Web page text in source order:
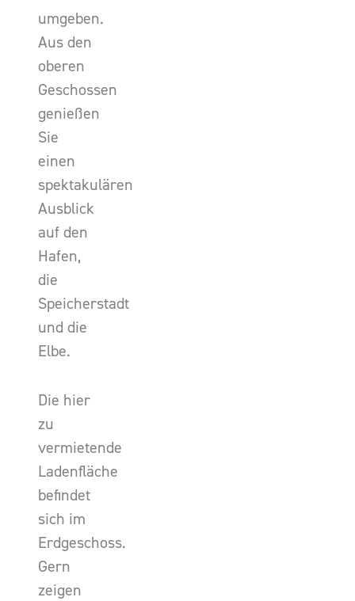
umgeben.
Aus den
oberen
Geschossen
genießen
Sie
einen
spektakulären
Ausblick
auf den
Hafen,
die
Speicherstadt
und die
Elbe.
Die hier
zu
vermietende
Ladenfläche
befindet
sich im
Erdgeschoss.
Gern
zeigen